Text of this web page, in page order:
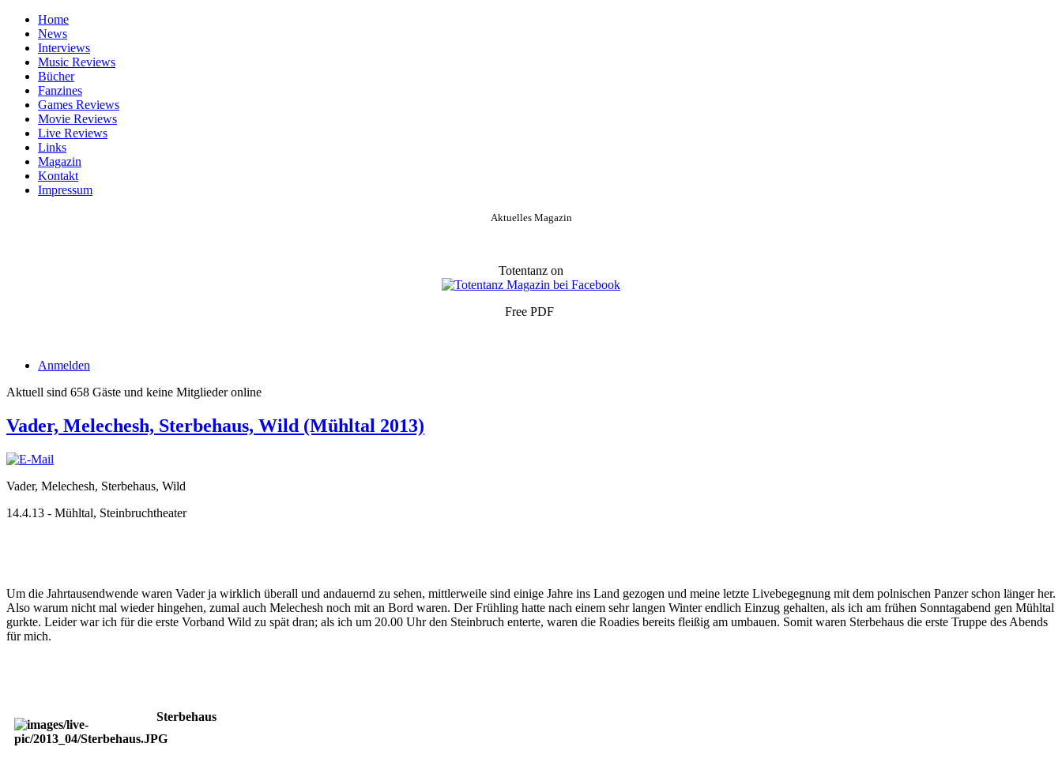
Home
News
Interviews
Music Reviews
Bücher
Fanzines
Games Reviews
Movie Reviews
Live Reviews
Links
Magazin
Kontakt
Impressum
Aktuelles Magazin
Totentanz on
Free PDF
Anmelden
Aktuell sind 658 Gäste und keine Mitglieder online
Vader, Melechesh, Sterbehaus, Wild (Mühltal 2013)
Vader, Melechesh, Sterbehaus, Wild
14.4.13 - Mühltal, Steinbruchtheater
Um die Jahrtausendwende waren Vader ja wirklich überall und andauernd zu sehen, mittlerweile sind einige Jahre ins Land gezogen und meine letzte Livebegegnung mit dem polnischen Panzer schon länger her.
Also warum nicht mal wieder hingehen, zumal auch Melechesh noch mit an Bord waren. Der Frühling hatte nach einem sehr langen Winter endlich Einzug gehalten, als ich am frühen Sonntagabend gen Mühltal
gurkte. Leider war ich für die erste Vorband Wild zu spät dran; als ich um 20.00 Uhr den Steinbruch enterte, waren die Roadies bereits fleißig am umbauen. Somit waren Sterbehaus die erste Truppe des Abends
für mich.
Sterbehaus